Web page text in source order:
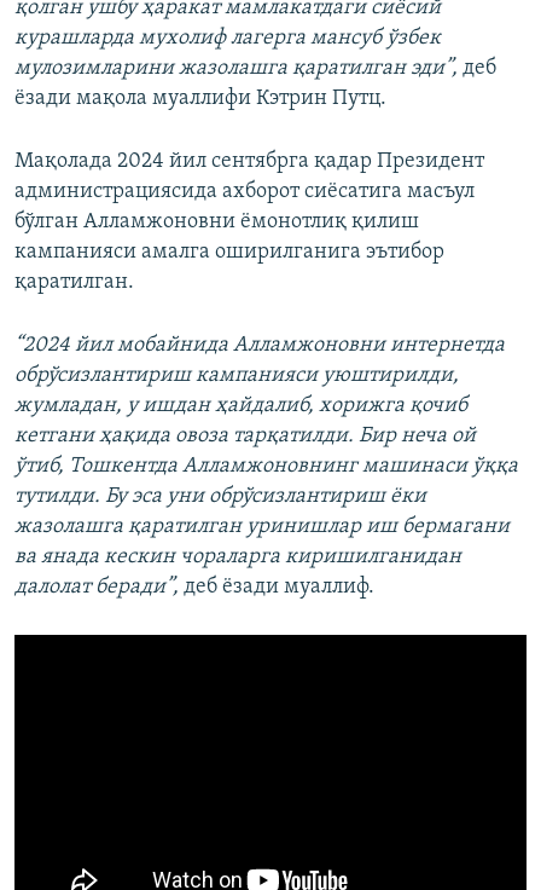
қолган ушбу ҳаракат мамлакатдаги сиёсий
курашларда мухолиф лагерга мансуб ўзбек
мулозимларини жазолашга қаратилган эди”, деб
ёзади мақола муаллифи Кэтрин Путц.
Мақолада 2024 йил сентябрга қадар Президент
администрациясида ахборот сиёсатига масъул
бўлган Алламжоновни ёмонотлиқ қилиш
кампанияси амалга оширилганига эътибор
қаратилган.
“2024 йил мобайнида Алламжоновни интернетда
обрўсизлантириш кампанияси уюштирилди,
жумладан, у ишдан ҳайдалиб, хорижга қочиб
кетгани ҳақида овоза тарқатилди. Бир неча ой
ўтиб, Тошкентда Алламжоновнинг машинаси ўққа
тутилди. Бу эса уни обрўсизлантириш ёки
жазолашга қаратилган уринишлар иш бермагани
ва янада кескин чораларга киришилганидан
далолат беради”, деб ёзади муаллиф.